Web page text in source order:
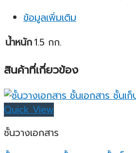
ข้อมูลเพิ่มเติม
น้ำหนัก1.5 กก.
สินค้าที่เกี่ยวข้อง
Quick View
ชั้นวางเอกสาร